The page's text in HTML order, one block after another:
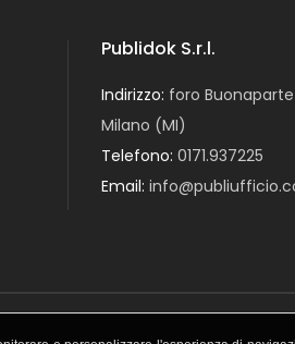
Publidok S.r.l.
Indirizzo: foro Buonaparte
Milano (MI)
Telefono: 0171.937225
Email: